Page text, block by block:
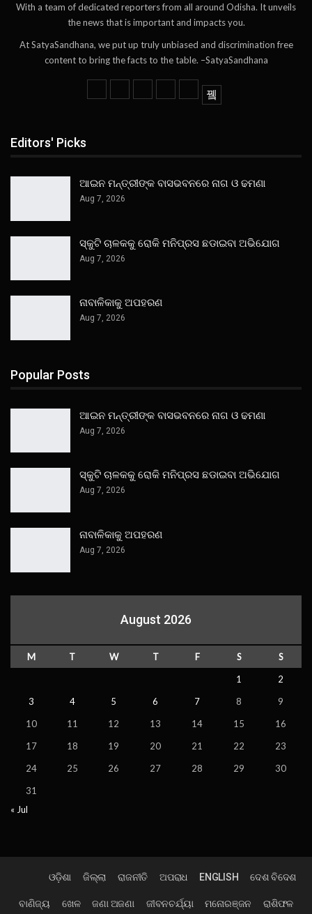
With a team of dedicated reporters from all around Odisha. It unveils
the news that is important and impacts you.
At SatyaSandhana, we put up truly unbiased and discrimination free
content to bring the facts to the table. –SatyaSandhana
Editors' Picks
ଆଇନ ମନ୍ତ୍ରୀଙ୍କ ବାସଭବନରେ ନାଗ ଓ ଢମଣା
Aug 7, 2026
ସ୍କୁଟି ଚାଳକକୁ ରୋକି ମନିପ୍ରସ ଛଡାଇବା ଅଭିଯୋଗ
Aug 7, 2026
ନାବାଳିକାକୁ ଅପହରଣ
Aug 7, 2026
Popular Posts
ଆଇନ ମନ୍ତ୍ରୀଙ୍କ ବାସଭବନରେ ନାଗ ଓ ଢମଣା
Aug 7, 2026
ସ୍କୁଟି ଚାଳକକୁ ରୋକି ମନିପ୍ରସ ଛଡାଇବା ଅଭିଯୋଗ
Aug 7, 2026
ନାବାଳିକାକୁ ଅପହରଣ
Aug 7, 2026
August 2026
M T W T F S
S
1
2
3
4 5 6 7 8
9
10
11 12 13 14 15
16
17
18 19 20 21 22
23
24
25 26 27 28 29
30
31
« Jul
ଓଡ଼ିଶା ଜିଲ୍ଲା ରାଜନୀତି ଅପରାଧ ENGLISH ଦେଶ ବିଦେଶ
ବାଣିଜ୍ୟ ଖେଳ ଜଣା ଅଜଣା ଜୀବନଚର୍ଯ୍ୟା ମନୋରଞ୍ଜନ ରାଶିଫଳ